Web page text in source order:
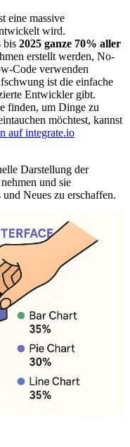
eine massive
wird.
bis 2025 ganze 70% aller
erstellt werden, No-
Code verwenden
ist die einfache
Entwickler gibt.
finden, um Dinge zu
möchtest, kannst
auf integrate.io
Darstellung der
und sie
Neues zu erschaffen.